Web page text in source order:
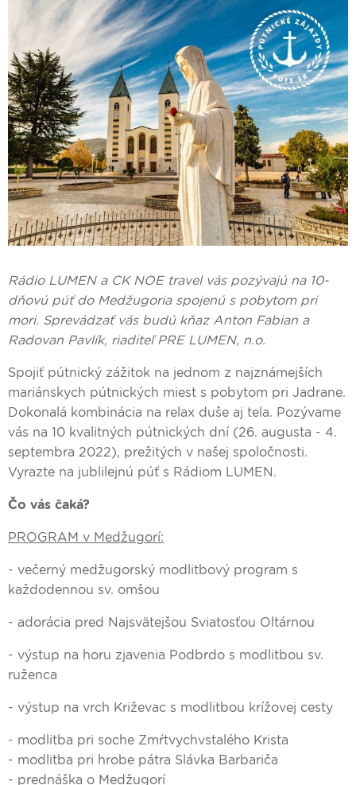
Rádio LUMEN a CK NOE travel vás pozývajú na 10-
dňovú púť do Medžugoria spojenú s pobytom pri
mori. Sprevádzať vás budú kňaz Anton Fabian a
Radovan Pavlík, riaditeľ PRE LUMEN, n.o.
Spojiť pútnický zážitok na jednom z najznámejších
mariánskych pútnických miest s pobytom pri Jadrane.
Dokonalá kombinácia na relax duše aj tela. Pozývame
vás na 10 kvalitných pútnických dní (26. augusta - 4.
septembra 2022), prežitých v našej spoločnosti.
Vyrazte na jublilejnú púť s Rádiom LUMEN.
Čo vás čaká?
PROGRAM v Medžugorí:
- večerný medžugorský modlitbový program s
každodennou sv. omšou
- adorácia pred Najsvätejšou Sviatosťou Oltárnou
- výstup na horu zjavenia Podbrdo s modlitbou sv.
ruženca
- výstup na vrch Križevac s modlitbou krížovej cesty
- modlitba pri soche Zmŕtvychvstalého Krista
- modlitba pri hrobe pátra Slávka Barbariča
- prednáška o Medžugorí